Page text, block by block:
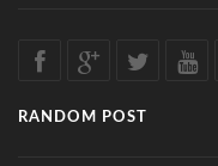
RANDOM POST